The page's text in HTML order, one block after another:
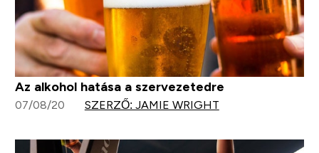
Az alkohol hatása a szervezetedre
07/08/20 SZERZŐ: JAMIE WRIGHT